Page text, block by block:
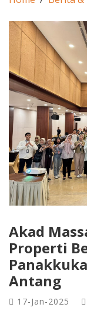
Akad
Properti
Antang
17-Jan-2025